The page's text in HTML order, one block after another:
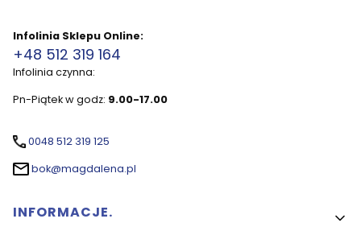
Infolinia Sklepu Online:
+48 512 319 164
Infolinia czynna:
Pn-Piątek w godz: 9.00-17.00
0048 512 319 125
bok@magdalena.pl
Linki w stopce
INFORMACJE.